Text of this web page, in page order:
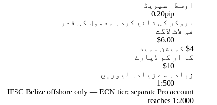
اوسط اسپریڈ
0.20pip
بروکر کی شائع کردہ معمول کی قدر
فی لاٹ لاگت
$6.00
$4 کمیشن سمیت
کم از کم ڈپازٹ
$10
زیادہ سے زیادہ لیوریج
1:500
IFSC Belize offshore only — ECN tier; separate Pro account
reaches 1:2000